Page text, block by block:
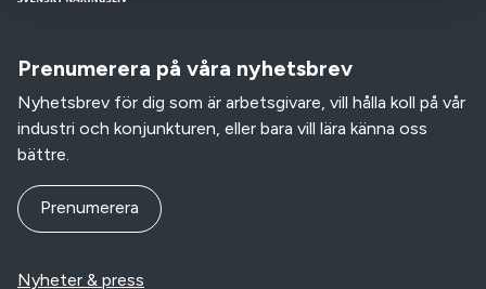
Prenumerera på våra nyhetsbrev
Nyhetsbrev för dig som är arbetsgivare, vill hålla koll på vår
industri och konjunkturen, eller bara vill lära känna oss
bättre.
Prenumerera
Nyheter & press